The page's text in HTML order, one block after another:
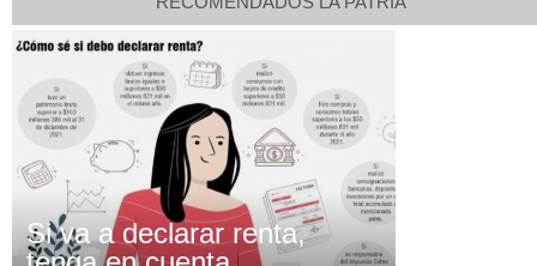
Si va a declarar renta,